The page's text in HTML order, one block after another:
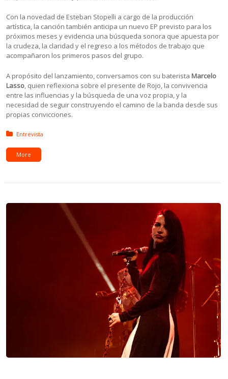
Con la novedad de Esteban Stopelli a cargo de la producción
artística, la canción también anticipa un nuevo EP previsto para los
próximos meses y evidencia una búsqueda sonora que apuesta por
la crudeza, la claridad y el regreso a los métodos de trabajo que
acompañaron los primeros pasos del grupo.
A propósito del lanzamiento, conversamos con su baterista Marcelo
Lasso, quien reflexiona sobre el presente de Rojo, la convivencia
entre las influencias y la búsqueda de una voz propia, y la
necesidad de seguir construyendo el camino de la banda desde sus
propias convicciones.
Posted in:
Entrevista
More